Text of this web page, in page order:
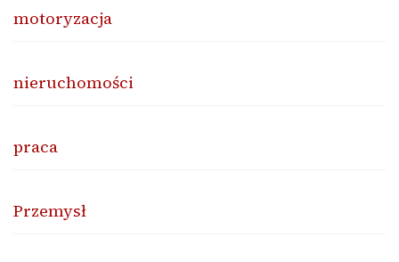
motoryzacja
nieruchomości
praca
Przemysł